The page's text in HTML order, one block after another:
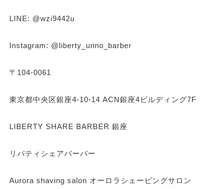
LINE: @wzi9442u
Instagram: @liberty_unno_barber
〒104-0061
東京都中央区銀座4-10-14 ACN銀座4ビルディング7F
LIBERTY SHARE BARBER 銀座
リバティシェアバーバー
Aurora shaving salon オーロラシェービングサロン